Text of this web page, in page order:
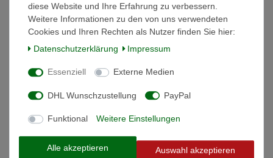
Beschreibung
Informationen zur Produktsicherheit
Kuschelbett Lucca grau, 70 x 85 cm
hochwertiger Canvasstoff aus 79 % Baumwolle, 21
diese Website und Ihre Erfahrung zu verbessern.
Weitere Informationen zu den von uns verwendeten
Cookies und Ihren Rechten als Nutzer finden Sie hier:
Daten­schutz­erklärung
Impressum
Essenziell Externe Medien
DHL Wunschzustellung PayPal
Funktional Weitere Einstellungen
Alle akzeptieren Auswahl akzeptieren